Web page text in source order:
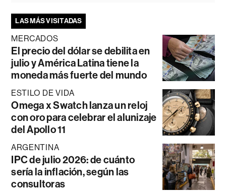
LAS MÁS VISITADAS
MERCADOS
El precio del dólar se debilita en
julio y América Latina tiene la
moneda más fuerte del mundo
ESTILO DE VIDA
Omega x Swatch lanza un reloj
con oro para celebrar el alunizaje
del Apollo 11
ARGENTINA
IPC de julio 2026: de cuánto
sería la inflación, según las
consultoras